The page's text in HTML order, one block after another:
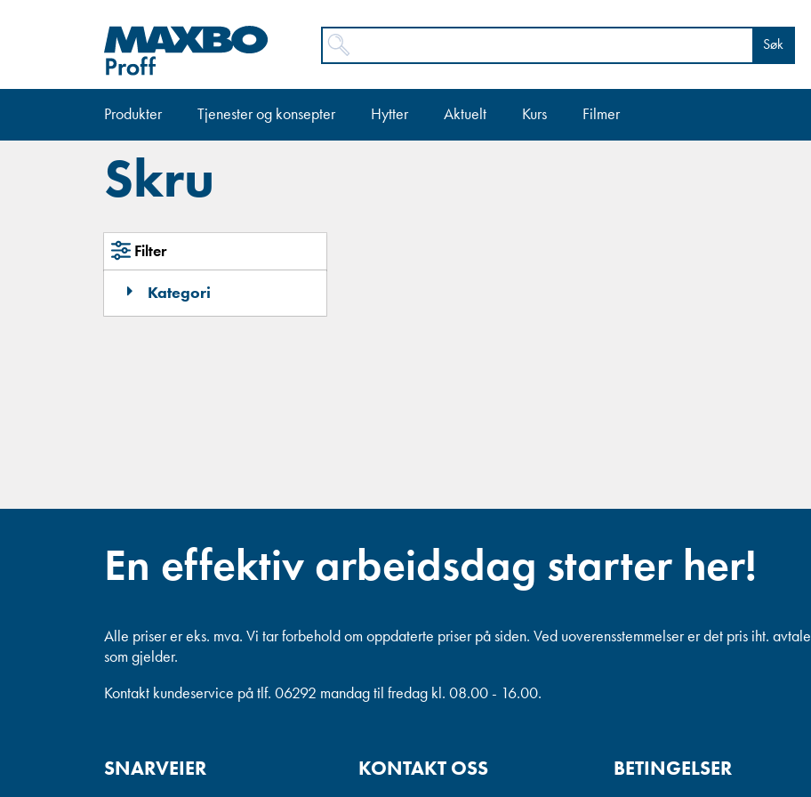
Søk
Produkter Tjenester og konsepter Hytter Aktuelt Kurs Filmer
Skru
Filter
Kategori
En effektiv arbeidsdag starter her!
Alle priser er eks. mva. Vi tar forbehold om oppdaterte priser på siden. Ved uoverensstemmelser er det pris iht. avtale
som gjelder.
Kontakt kundeservice på tlf. 06292 mandag til fredag kl. 08.00 - 16.00.
SNARVEIER KONTAKT OSS BETINGELSER